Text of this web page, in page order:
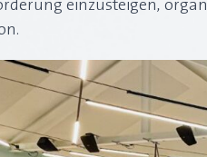
einzusteigen,